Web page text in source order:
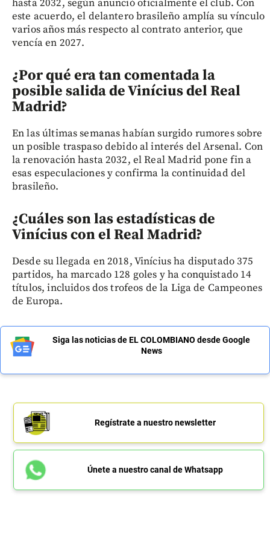
hasta 2032, según anunció oficialmente el club. Con
este acuerdo, el delantero brasileño amplía su vínculo
varios años más respecto al contrato anterior, que
vencía en 2027.
¿Por qué era tan comentada la
posible salida de Vinícius del Real
Madrid?
En las últimas semanas habían surgido rumores sobre
un posible traspaso debido al interés del Arsenal. Con
la renovación hasta 2032, el Real Madrid pone fin a
esas especulaciones y confirma la continuidad del
brasileño.
¿Cuáles son las estadísticas de
Vinícius con el Real Madrid?
Desde su llegada en 2018, Vinícius ha disputado 375
partidos, ha marcado 128 goles y ha conquistado 14
títulos, incluidos dos trofeos de la Liga de Campeones
de Europa.
Siga las noticias de EL COLOMBIANO desde Google
News
Regístrate a nuestro newsletter
Únete a nuestro canal de Whatsapp